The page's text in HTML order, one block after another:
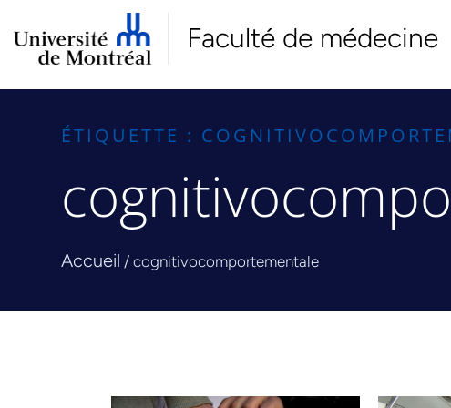
Faculté de médecine
ÉTIQUETTE :
Accueil /cognitivocomportementale